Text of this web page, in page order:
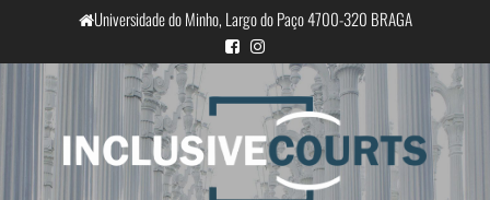
o
conteúdo
Universidade do Minho, Largo do Paço 4700-320 BRAGA